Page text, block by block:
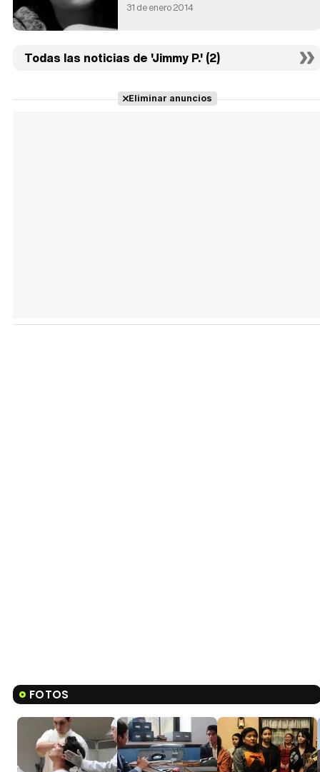
31 de enero 2014
Todas las noticias de 'Jimmy P.' (2)
Eliminar anuncios
FOTOS